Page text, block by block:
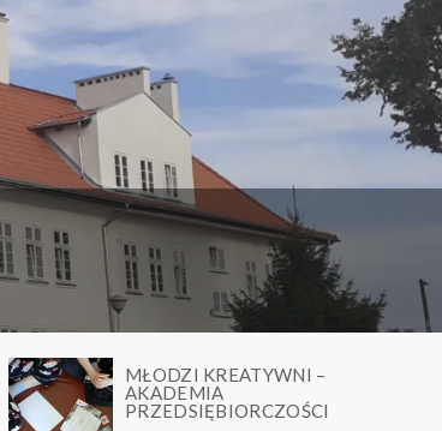
TAŃCZĄCE I ŚPIEWAJĄCE
DUSZKI- PODSUMOWANIE
PROJEKTU